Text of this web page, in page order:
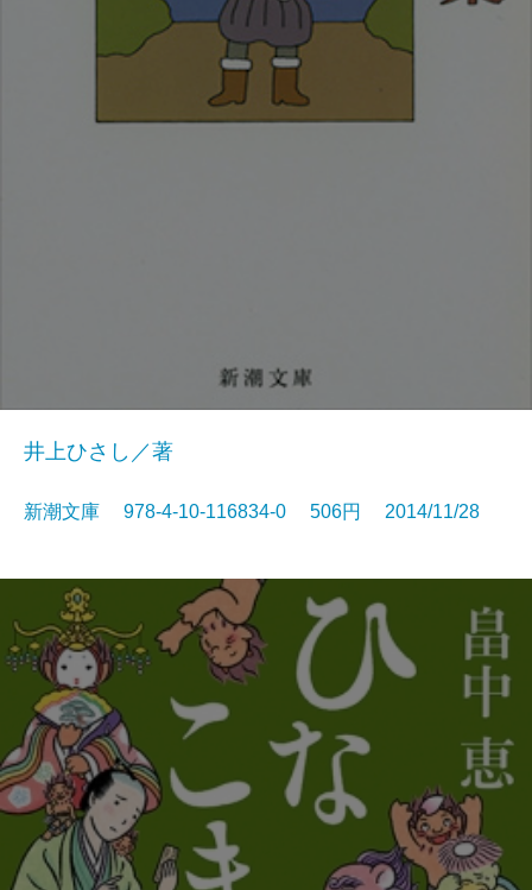
井上ひさし／著
新潮文庫 978-4-10-116834-0 506円 2014/11/28